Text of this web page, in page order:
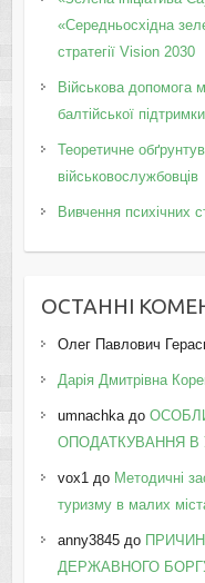
«Середньосхідна
стратегії Vision 2030
Військова допомога
балтійської
Теоретичне
військовослужбовців
Вивчення психічних
ОСТАННІ
Олег Павлович
Дарія Дмитрівна
umnachkaдо
ОПОДАТКУВАННЯ В
vox1 до Методичні
туризму в малих
anny3845до
ДЕРЖАВНОГО